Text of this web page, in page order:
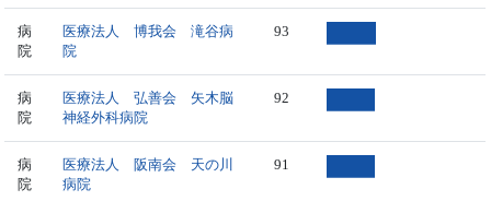
病
院
医療法人 博我会 滝谷病
院
93
病
院
医療法人 弘善会 矢木脳
神経外科病院
92
病
院
医療法人 阪南会 天の川
病院
91